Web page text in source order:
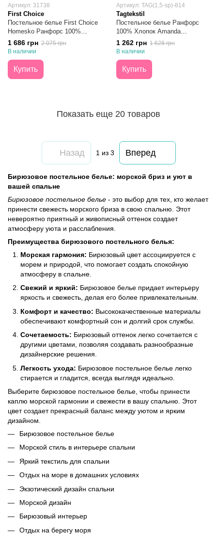
Артикул: 31738
First Choice
Постельное белье First Choice
Homesko Ранфорс 100%
Хлопок Marea Blue Полуторное
1 686 грн 2 075 грн
В наличии
Купить
Артикул: TAG(1,5-sp)-814
Tagtekstil
Постельное белье Ранфорс
100% Хлопок Amanda
Бирюзовое Полуторное
1 262 грн 1 628 грн
В наличии
Купить
Показать еще 20 товаров
Назад 1 из 3 Вперед
Бирюзовое постельное белье: морской бриз и уют в
вашей спальне
Бирюзовое постельное белье - это выбор для тех, кто желает
принести свежесть морского бриза в свою спальню. Этот
невероятно приятный и живописный оттенок создает
атмосферу уюта и расслабления.
Преимущества бирюзового постельного белья:
Морская гармония: Бирюзовый цвет ассоциируется с
морем и природой, что помогает создать спокойную
атмосферу в спальне.
Свежий и яркий: Бирюзовое белье придает интерьеру
яркость и свежесть, делая его более привлекательным.
Комфорт и качество: Высококачественные материалы
обеспечивают комфортный сон и долгий срок службы.
Сочетаемость: Бирюзовый оттенок легко сочетается с
другими цветами, позволяя создавать разнообразные
дизайнерские решения.
Легкость ухода: Бирюзовое постельное белье легко
стирается и гладится, всегда выглядя идеально.
Выберите бирюзовое постельное белье, чтобы принести
каплю морской гармонии и свежести в вашу спальню. Этот
цвет создает прекрасный баланс между уютом и ярким
дизайном.
Бирюзовое постельное белье
Морской стиль в интерьере спальни
Яркий текстиль для спальни
Отдых на море в домашних условиях
Экзотический дизайн спальни
Морской дизайн
Бирюзовый интерьер
Отдых на берегу моря